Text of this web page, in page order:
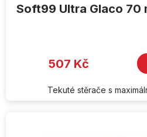
Soft99 Ultra Glaco 70
507 Kč
Tekuté stěrače s